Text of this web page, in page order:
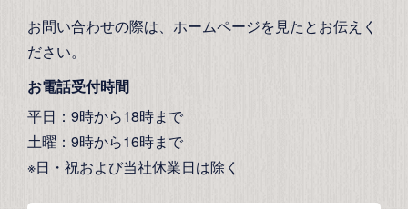
お問い合わせの際は、ホームページを見たとお伝えく
ださい。
お電話受付時間
平日：9時から18時まで
土曜：9時から16時まで
※日・祝および当社休業日は除く